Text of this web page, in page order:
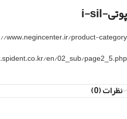
پوتی-i-sil
www.negincenter.ir/product-category
en/02_sub/page2_5.php
نظرات (0)